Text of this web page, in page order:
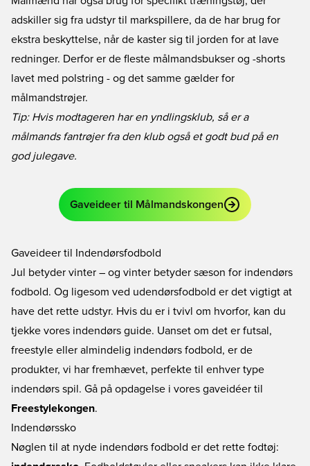
adskiller sig fra udstyr til markspillere, da de har brug for
ekstra beskyttelse, når de kaster sig til jorden for at lave
redninger. Derfor er de fleste målmandsbukser og -shorts
lavet med polstring - og det samme gælder for
målmandstrøjer.
Tip: Hvis modtageren har en yndlingsklub, så er a
målmands fantrøjerfra den klub også et godt bud på en
god julegave.
Gaveideer til Målmandskongen
Gaveideer til Indendørsfodbold
Jul betyder vinter – og vinter betyder sæson for indendørs
fodbold. Og ligesom ved udendørsfodbold er det vigtigt at
have det rette udstyr. Hvis du er i tvivl om hvorfor, kan du
tjekke vores indendørs guide. Uanset om det er futsal,
freestyle eller almindelig indendørs fodbold, er de
produkter, vi har fremhævet, perfekte til enhver type
indendørs spil. Gå på opdagelse i vores gaveidéer til
Freestylekongen.
Indendørssko
Nøglen til at nyde indendørs fodbold er det rette fodtøj: